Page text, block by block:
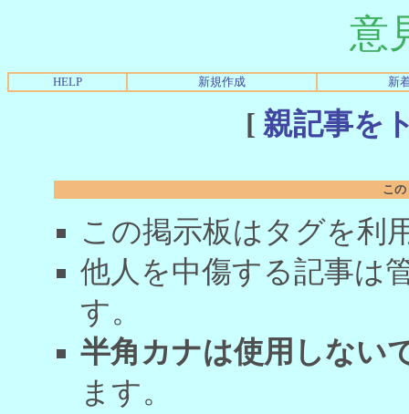
意
HELP 新規作成 新
[ 親記事を
こ
この掲示板はタグを利
他人を中傷する記事は
す。
半角カナは使用しない
ます。